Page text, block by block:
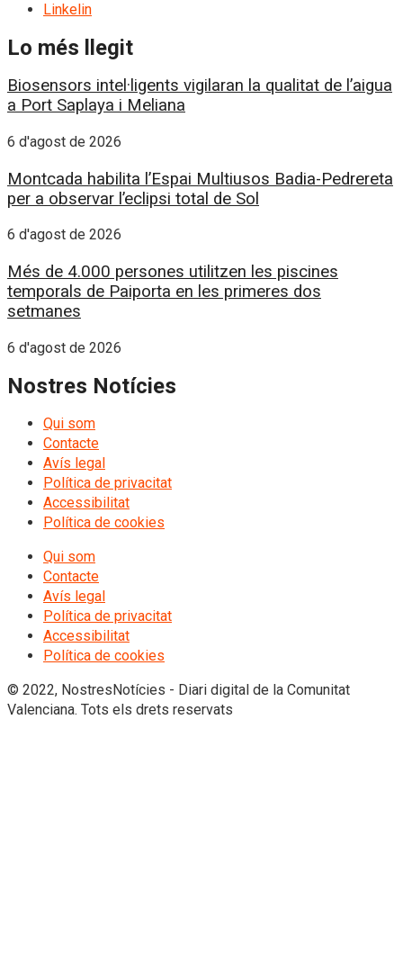
Linkelin
Lo més llegit
Biosensors intel·ligents vigilaran la qualitat de l’aigua
a Port Saplaya i Meliana
6 d'agost de 2026
Montcada habilita l’Espai Multiusos Badia-Pedrereta
per a observar l’eclipsi total de Sol
6 d'agost de 2026
Més de 4.000 persones utilitzen les piscines
temporals de Paiporta en les primeres dos
setmanes
6 d'agost de 2026
Nostres Notícies
Qui som
Contacte
Avís legal
Política de privacitat
Accessibilitat
Política de cookies
Qui som
Contacte
Avís legal
Política de privacitat
Accessibilitat
Política de cookies
© 2022, NostresNotícies - Diari digital de la Comunitat
Valenciana. Tots els drets reservats